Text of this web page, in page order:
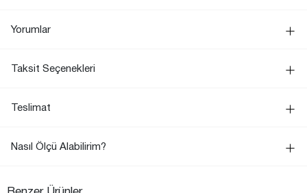
Yorumlar
Taksit Seçenekleri
Teslimat
Nasıl Ölçü Alabilirim?